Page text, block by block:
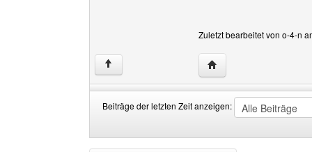
Zuletzt bearbeitet von o-4-n
↑ Website dieses
Beiträge der letzten Zeit anzeigen:
der
by